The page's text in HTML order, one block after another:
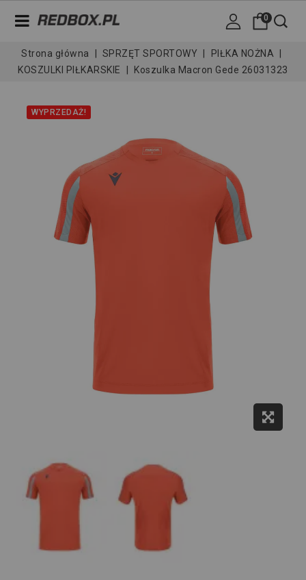
0
Strona główna SPRZĘT SPORTOWY
PIŁKA NOŻNA
KOSZULKI PIŁKARSKIE
Koszulka Macron Gede 26031323
WYPRZEDAŻ!